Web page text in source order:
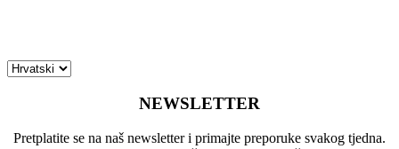
NEWSLETTER
Pretplatite se na naš newsletter i primajte preporuke svakog tjedna.